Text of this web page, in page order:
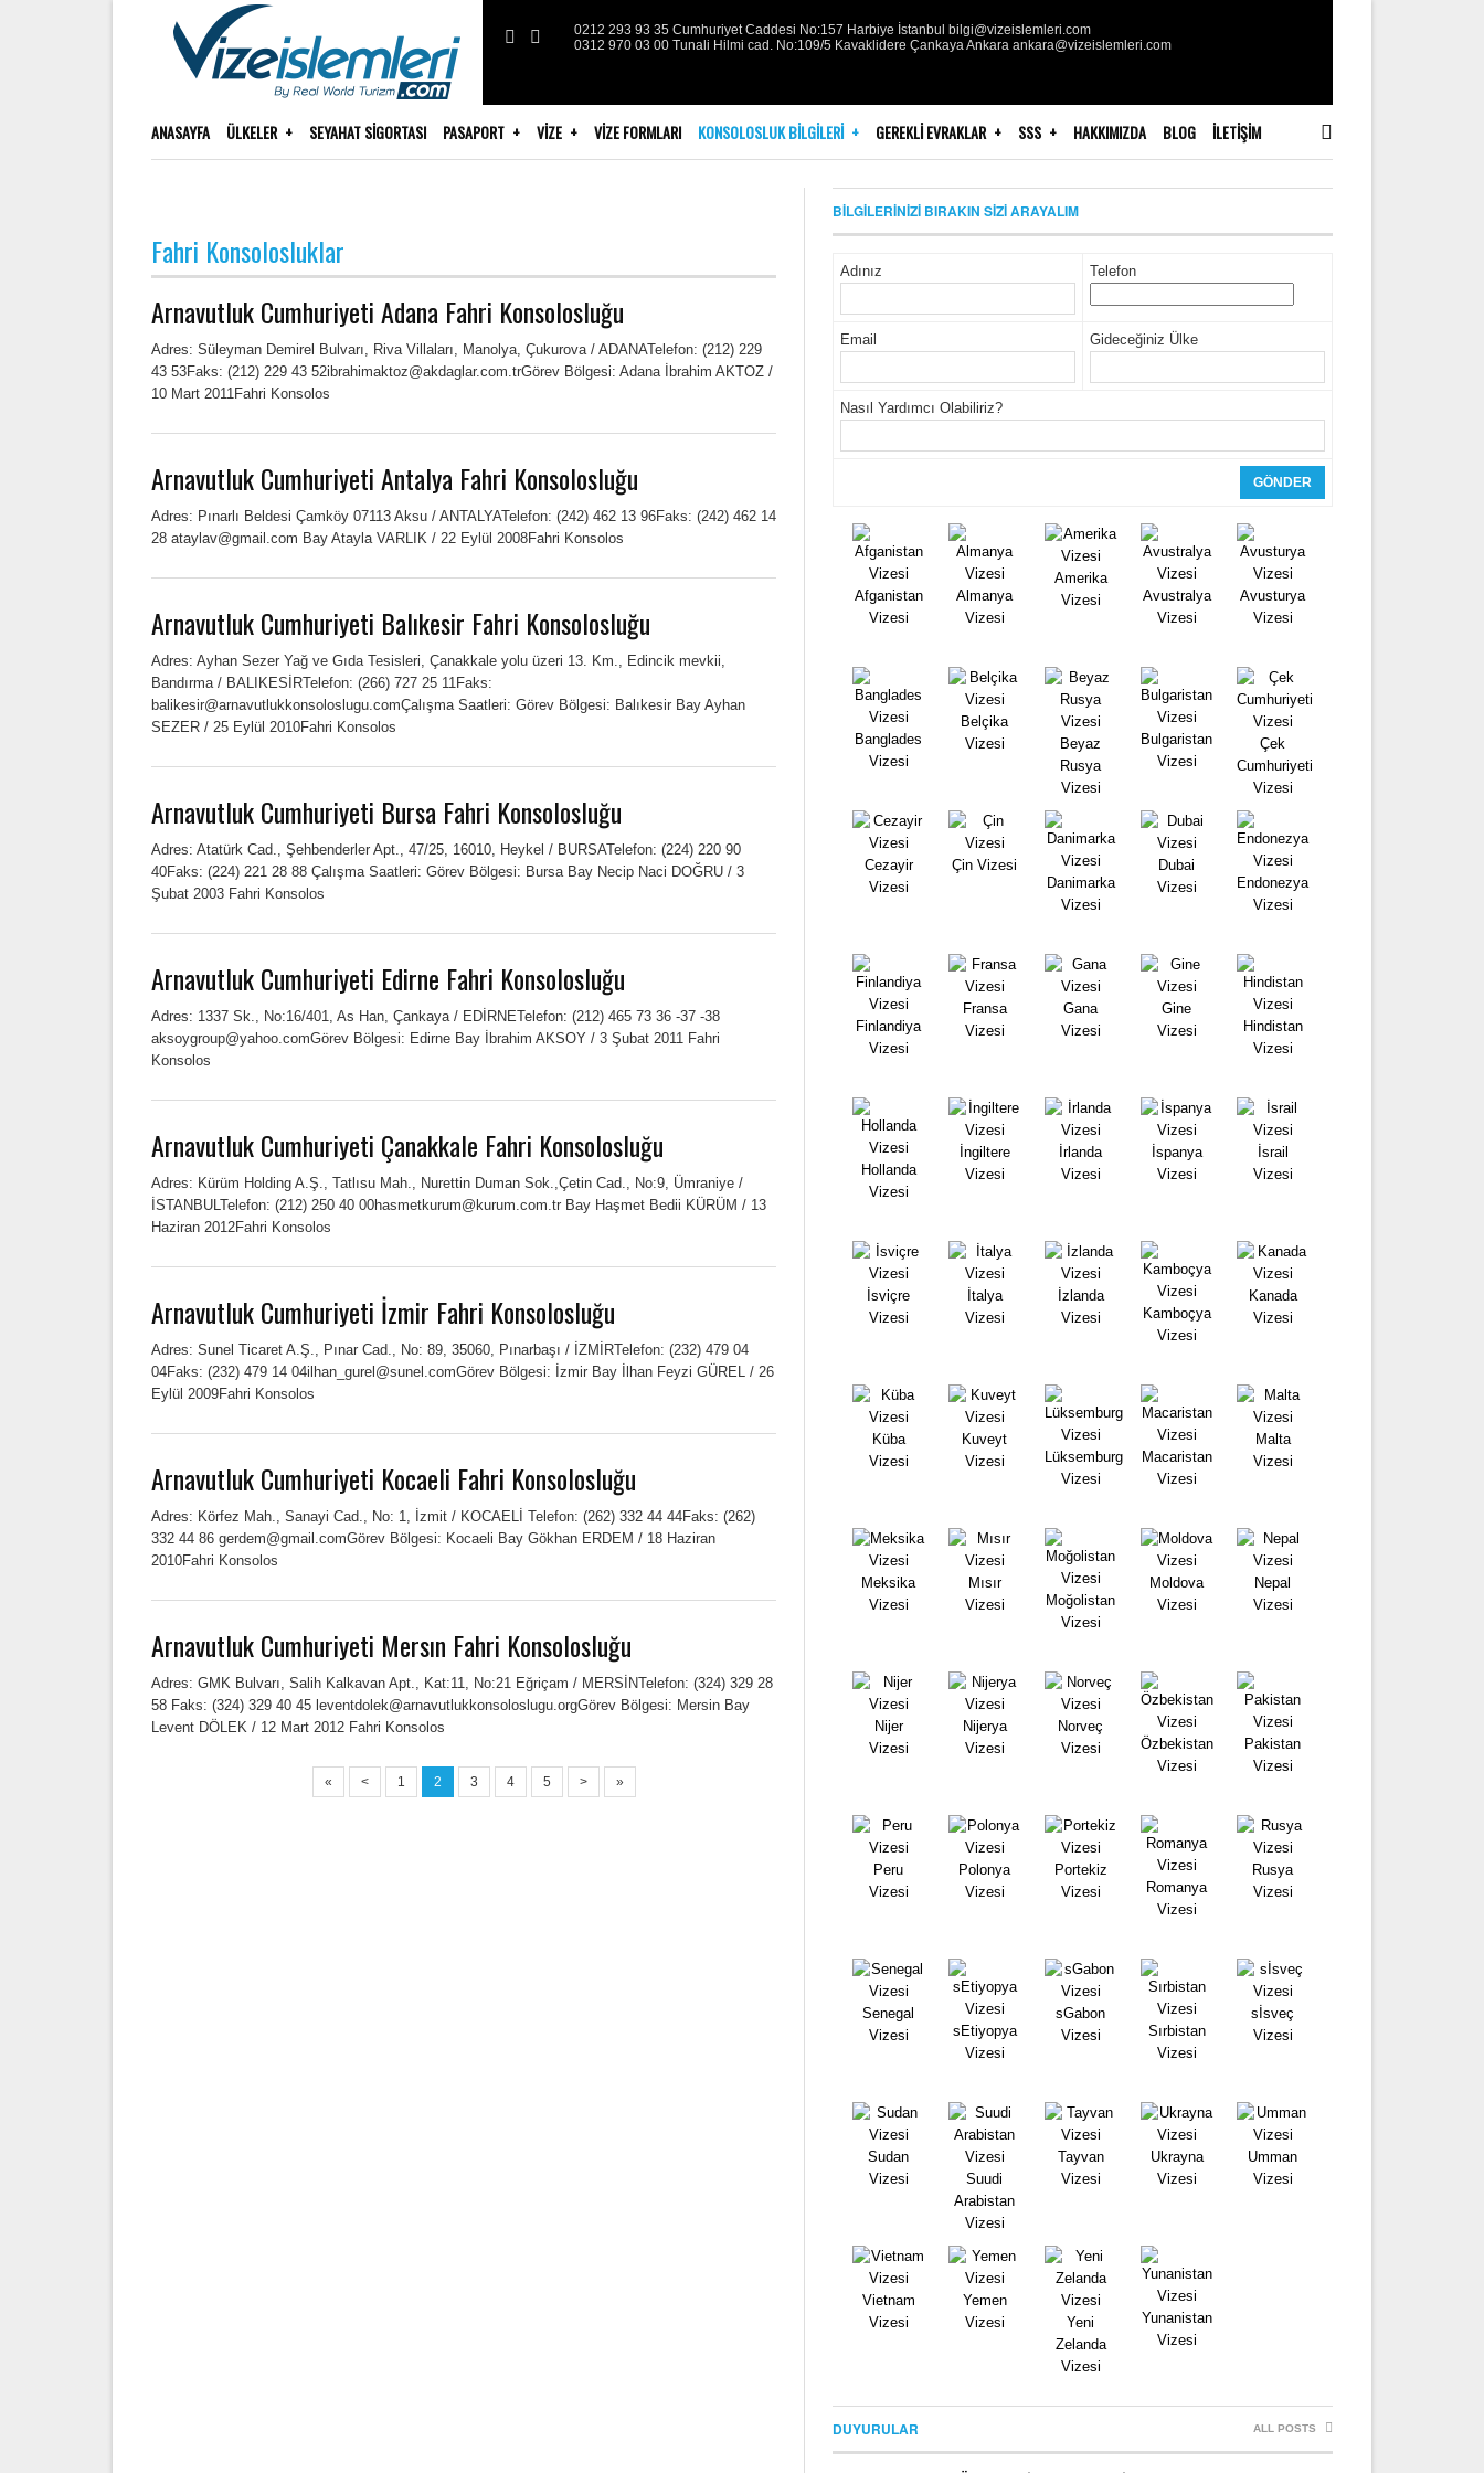
0212 293 93 35 Cumhuriyet Caddesi No:157 Harbiye İstanbul bilgi@vizeislemleri.com
0312 970 03 00 Tunali Hilmi cad. No:109/5 Kavaklidere Çankaya Ankara ankara@vizeislemleri.com
ANASAYFA ÜLKELER SEYAHAT SIGORTASI PASAPORT VIZE VIZE FORMLARI KONSOLOSLUK BILGILERI GEREKLI EVRAKLAR SSS HAKKIMIZDA BLOG İLETIŞIM
Fahri Konsolosluklar
Arnavutluk Cumhuriyeti Adana Fahri Konsolosluğu
Adres: Süleyman Demirel Bulvarı, Riva Villaları, Manolya, Çukurova / ADANATelefon: (212) 229
43 53Faks: (212) 229 43 52ibrahimaktoz@akdaglar.com.trGörev Bölgesi: Adana İbrahim AKTOZ /
10 Mart 2011Fahri Konsolos
Arnavutluk Cumhuriyeti Antalya Fahri Konsolosluğu
Adres: Pınarlı Beldesi Çamköy 07113 Aksu / ANTALYATelefon: (242) 462 13 96Faks: (242) 462 14
28 ataylav@gmail.com Bay Atayla VARLIK / 22 Eylül 2008Fahri Konsolos
Arnavutluk Cumhuriyeti Balıkesir Fahri Konsolosluğu
Adres: Ayhan Sezer Yağ ve Gıda Tesisleri, Çanakkale yolu üzeri 13. Km., Edincik mevkii,
Bandırma / BALIKESİRTelefon: (266) 727 25 11Faks:
balikesir@arnavutlukkonsoloslugu.comÇalışma Saatleri: Görev Bölgesi: Balıkesir Bay Ayhan
SEZER / 25 Eylül 2010Fahri Konsolos
Arnavutluk Cumhuriyeti Bursa Fahri Konsolosluğu
Adres: Atatürk Cad., Şehbenderler Apt., 47/25, 16010, Heykel / BURSATelefon: (224) 220 90
40Faks: (224) 221 28 88 Çalışma Saatleri: Görev Bölgesi: Bursa Bay Necip Naci DOĞRU / 3
Şubat 2003 Fahri Konsolos
Arnavutluk Cumhuriyeti Edirne Fahri Konsolosluğu
Adres: 1337 Sk., No:16/401, As Han, Çankaya / EDİRNETelefon: (212) 465 73 36 -37 -38
aksoygroup@yahoo.comGörev Bölgesi: Edirne Bay İbrahim AKSOY / 3 Şubat 2011 Fahri
Konsolos
Arnavutluk Cumhuriyeti Çanakkale Fahri Konsolosluğu
Adres: Kürüm Holding A.Ş., Tatlısu Mah., Nurettin Duman Sok.,Çetin Cad., No:9, Ümraniye /
İSTANBULTelefon: (212) 250 40 00hasmetkurum@kurum.com.tr Bay Haşmet Bedii KÜRÜM / 13
Haziran 2012Fahri Konsolos
Arnavutluk Cumhuriyeti İzmir Fahri Konsolosluğu
Adres: Sunel Ticaret A.Ş., Pınar Cad., No: 89, 35060, Pınarbaşı / İZMİRTelefon: (232) 479 04
04Faks: (232) 479 14 04ilhan_gurel@sunel.comGörev Bölgesi: İzmir Bay İlhan Feyzi GÜREL / 26
Eylül 2009Fahri Konsolos
Arnavutluk Cumhuriyeti Kocaeli Fahri Konsolosluğu
Adres: Körfez Mah., Sanayi Cad., No: 1, İzmit / KOCAELİ Telefon: (262) 332 44 44Faks: (262)
332 44 86 gerdem@gmail.comGörev Bölgesi: Kocaeli Bay Gökhan ERDEM / 18 Haziran
2010Fahri Konsolos
Arnavutluk Cumhuriyeti Mersın Fahri Konsolosluğu
Adres: GMK Bulvarı, Salih Kalkavan Apt., Kat:11, No:21 Eğriçam / MERSİNTelefon: (324) 329 28
58 Faks: (324) 329 40 45 leventdolek@arnavutlukkonsoloslugu.orgGörev Bölgesi: Mersin Bay
Levent DÖLEK / 12 Mart 2012 Fahri Konsolos
« < 1 2 3 4 5 > »
BİLGİLERİNİZİ BIRAKIN SİZİ ARAYALIM
Adınız Telefon
Email Gideceğiniz Ülke
Nasıl Yardımcı Olabiliriz?
Afganistan
Vizesi
Almanya
Vizesi
Amerika
Vizesi
Avustralya
Vizesi
Avusturya
Vizesi
Banglades
Vizesi
Belçika
Vizesi
Beyaz
Rusya
Vizesi
Bulgaristan
Vizesi
Çek
Cumhuriyeti
Vizesi
Cezayir
Vizesi
Çin Vizesi
Danimarka
Vizesi
Dubai
Vizesi
Endonezya
Vizesi
Finlandiya
Vizesi
Fransa
Vizesi
Gana
Vizesi
Gine
Vizesi
Hindistan
Vizesi
Hollanda
Vizesi
İngiltere
Vizesi
İrlanda
Vizesi
İspanya
Vizesi
İsrail
Vizesi
İsviçre
Vizesi
İtalya
Vizesi
İzlanda
Vizesi
Kamboçya
Vizesi
Kanada
Vizesi
Küba
Vizesi
Kuveyt
Vizesi
Lüksemburg
Vizesi
Macaristan
Vizesi
Malta
Vizesi
Meksika
Vizesi
Mısır
Vizesi
Moğolistan
Vizesi
Moldova
Vizesi
Nepal
Vizesi
Nijer
Vizesi
Nijerya
Vizesi
Norveç
Vizesi
Özbekistan
Vizesi
Pakistan
Vizesi
Peru
Vizesi
Polonya
Vizesi
Portekiz
Vizesi
Romanya
Vizesi
Rusya
Vizesi
Senegal
Vizesi
sEtiyopya
Vizesi
sGabon
Vizesi
Sırbistan
Vizesi
sİsveç
Vizesi
Sudan
Vizesi
Suudi
Arabistan
Vizesi
Tayvan
Vizesi
Ukrayna
Vizesi
Umman
Vizesi
Vietnam
Vizesi
Yemen
Vizesi
Yeni
Zelanda
Vizesi
Yunanistan
Vizesi
DUYURULAR ALL POSTS